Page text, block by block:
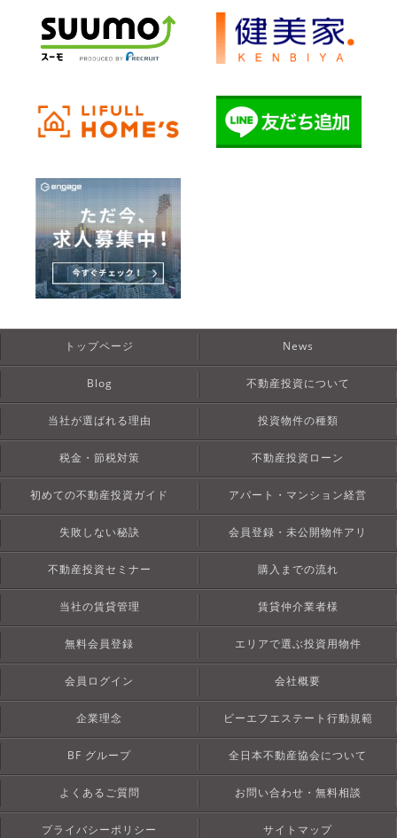
トップページ News
Blog 不動産投資について
当社が選ばれる理由 投資物件の種類
税金・節税対策 不動産投資ローン
初めての不動産投資ガイド アパート・マンション経営
失敗しない秘訣 会員登録・未公開物件アリ
不動産投資セミナー 購入までの流れ
当社の賃貸管理 賃貸仲介業者様
無料会員登録 エリアで選ぶ投資用物件
会員ログイン 会社概要
企業理念 ビーエフエステート行動規範
BF グループ 全日本不動産協会について
よくあるご質問 お問い合わせ・無料相談
プライバシーポリシー サイトマップ